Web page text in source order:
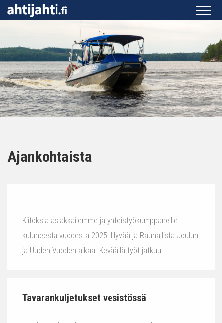
Ajankohtaista
Kiitoksia asiakkailemme ja yhteistyökumppaneille
kuluneesta vuodesta 2025. Hyvää ja Rauhallista Joulun
ja Uuden Vuoden aikaa. Keväällä työt jatkuu!
Tavarankuljetukset vesistössä